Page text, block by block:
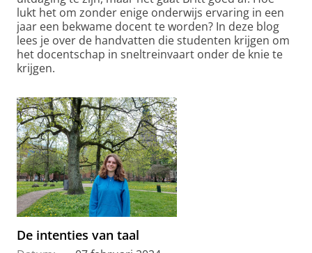
lukt het om zonder enige onderwijs ervaring in een
jaar een bekwame docent te worden? In deze blog
lees je over de handvatten die studenten krijgen om
het docentschap in sneltreinvaart onder de knie te
krijgen.
De intenties van taal